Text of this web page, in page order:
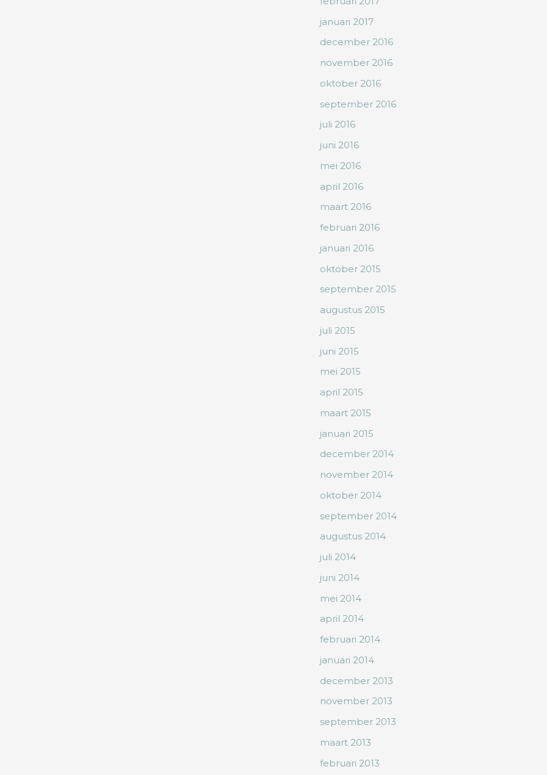
januari 2017
december 2016
november 2016
oktober 2016
september 2016
juli 2016
juni 2016
mei 2016
april 2016
maart 2016
februari 2016
januari 2016
oktober 2015
september 2015
augustus 2015
juli 2015
juni 2015
mei 2015
april 2015
maart 2015
januari 2015
december 2014
november 2014
oktober 2014
september 2014
augustus 2014
juli 2014
juni 2014
mei 2014
april 2014
februari 2014
januari 2014
december 2013
november 2013
september 2013
maart 2013
februari 2013